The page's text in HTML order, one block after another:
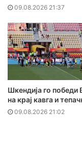
09.08.2026 21:37
Шкендија го победи
на крај кавга и
09.08.2026 21:02